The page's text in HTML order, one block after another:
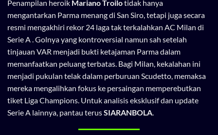
Penampilan heroik Mariano Troilotidak hanya
mengantarkan Parma menang di San Siro, tetapi juga secara
resmi mengakhiri rekor 24 laga tak terkalahkan AC Milan di
Serie A . Golnya yang kontroversial namun sah setelah
tinjauan VAR menjadi bukti ketajaman Parma dalam
memanfaatkan peluang terbatas. Bagi Milan, kekalahan ini
menjadi pukulan telak dalam perburuan Scudetto, memaksa
mereka mengalihkan fokus ke persaingan memperebutkan
tiket Liga Champions. Untuk analisis eksklusif dan update
Serie A lainnya, pantau terusSIARANBOLA.